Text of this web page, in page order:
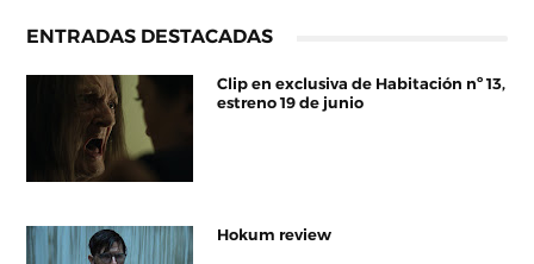
ENTRADAS DESTACADAS
Clip en exclusiva de Habitación nº 13,
estreno 19 de junio
Hokum review